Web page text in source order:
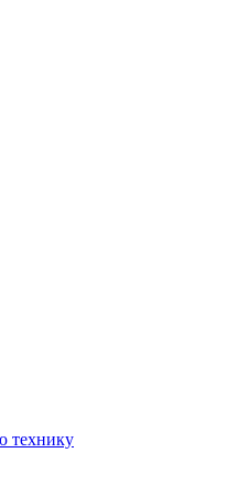
технику